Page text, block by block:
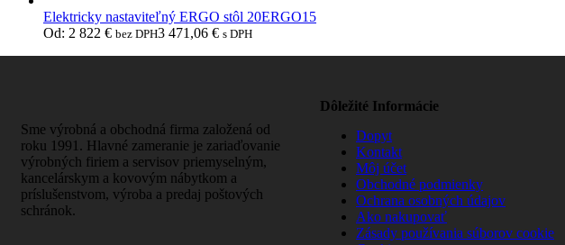
Elektricky nastaviteľný ERGO stôl 20ERGO15
Od: 2 822 € bez DPH3 471,06 € s DPH
Sme výrobná a obchodná firma založená od
roku 1991. Hlavné zameranie je zariaďovanie
výrobných firiem a servisov priemyselným,
kancelárskym a kovovým nábytkom a
príslušenstvom, výroba a predaj poštových
schránok.
Dôležité Informácie
Dopyt
Kontakt
Môj účet
Obchodné podmienky
Ochrana osobných údajov
Ako nakupovať
Zásady používania súborov cookie